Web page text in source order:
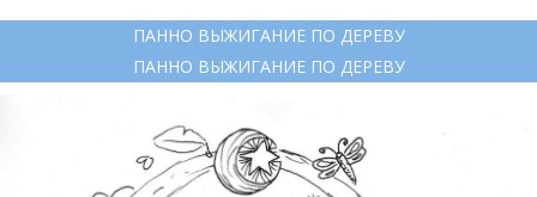
ПАННО ВЫЖИГАНИЕ ПО ДЕРЕВУ
ПАННО ВЫЖИГАНИЕ ПО ДЕРЕВУ